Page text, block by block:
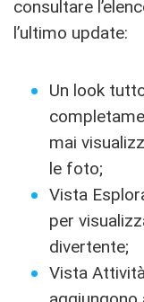
consultare
l’ultimo update:
Un look
mai
le foto;
Vista
per
divertente;
Vista